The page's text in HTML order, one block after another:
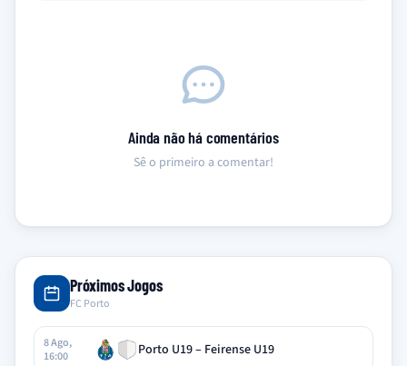
Ainda não há comentários
Sê o primeiro a comentar!
Próximos Jogos
FC Porto
8 Ago,
16:00
Porto U19 – Feirense U19